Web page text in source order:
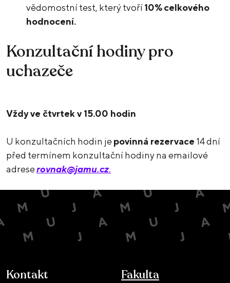
vědomostní test, který tvoří10%celkového
hodnocení.
Konzultační hodiny pro
uchazeče
Vždy ve čtvrtek v 15.00 hodin
U konzultačních hodin jepovinná rezervace 14 dní
před termínem konzultační hodiny na emailové
adreserovnak@jamu.cz.
Kontakt Fakulta